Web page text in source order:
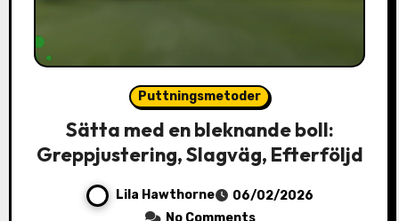
Puttningsmetoder
Sätta med en bleknande boll:
Greppjustering, Slagväg, Efterföljd
Lila Hawthorne
06/02/2026
No Comments